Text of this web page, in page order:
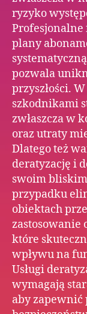
ryzyko
plany
pozwala
przyszłości.
szkodnikami
zwłaszcza w
oraz utraty
Dlatego też
deratyzację i
swoim
przypadku
obiektach
zastosowanie
które
wpływu na
Usługi
wymagają
aby zapewnić